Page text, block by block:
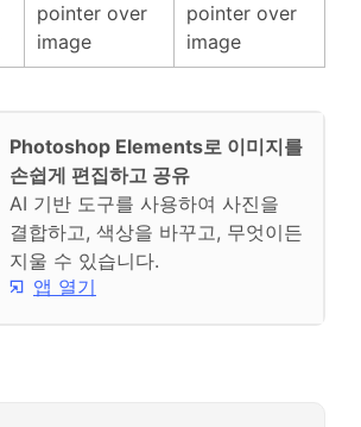
pointer over
image
pointer over
image
Photoshop Elements로 이미지를
손쉽게 편집하고 공유
AI 기반 도구를 사용하여 사진을
결합하고, 색상을 바꾸고, 무엇이든
지울 수 있습니다.
앱 열기